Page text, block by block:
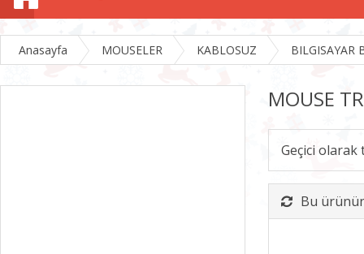
Anasayfa MOUSELER KABLOSUZ BILGISAYAR
MOUSE
Geçici
Bu